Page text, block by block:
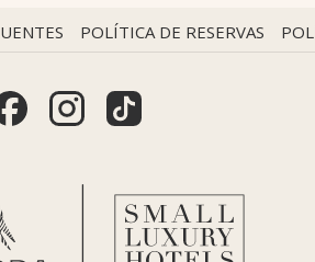
POLÍTICA DE RESERVAS